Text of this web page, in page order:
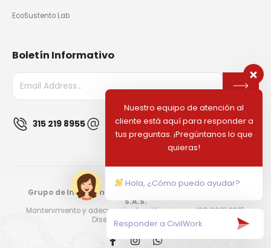
EcoSustento Lab
Boletín Informativo
315 219 8955 info@civilworkco.com
Grupo de Inversión Civil Work & Investment Company
S.A.S.
Mantenimiento y adecuación de edificaciones · ISO 9001:2015
Diseñado por
Panelaweb
Nuestro equipo de atención al
cliente está aquí para responder a
tus preguntas. ¡Pregúntanos lo que
quieras!
Hola, ¿Cómo puedo ayudar?